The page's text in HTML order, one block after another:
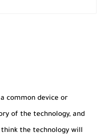
common device or
of the technology, and
think the technology will